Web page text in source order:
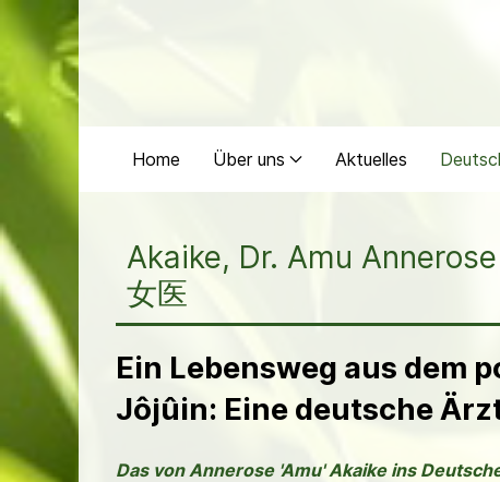
Home Über uns Aktuelles
Akaike, Dr. Amu
女医
Ein Lebensweg aus dem
Jôjûin: Eine deutsche
Das von Annerose 'Amu' Akaike ins